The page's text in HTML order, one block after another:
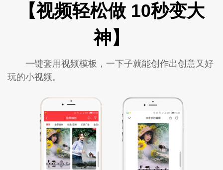
【视频轻松做 10秒变大
神】
一键套用视频模板，一下子就能创作出创意又好
玩的小视频。